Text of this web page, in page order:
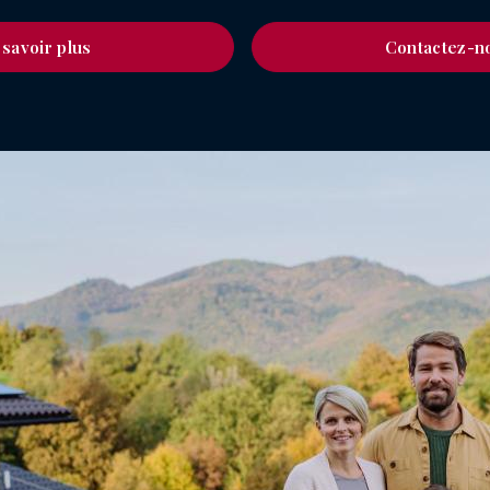
plus Contactez-